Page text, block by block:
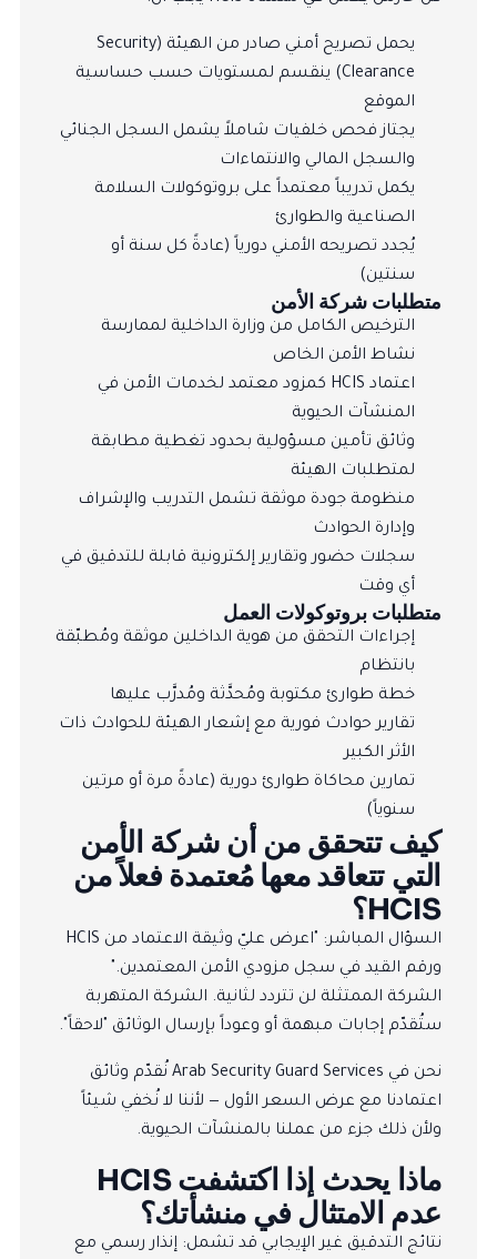
يحمل تصريح أمني صادر من الهيئة (Security
Clearance) ينقسم لمستويات حسب حساسية
الموقع
يجتاز فحص خلفيات شاملاً يشمل السجل الجنائي
والسجل المالي والانتماءات
يكمل تدريباً معتمداً على بروتوكولات السلامة
الصناعية والطوارئ
يُجدد تصريحه الأمني دورياً (عادةً كل سنة أو
سنتين)
متطلبات شركة الأمن
الترخيص الكامل من وزارة الداخلية لممارسة
نشاط الأمن الخاص
اعتماد HCIS كمزود معتمد لخدمات الأمن في
المنشآت الحيوية
وثائق تأمين مسؤولية بحدود تغطية مطابقة
لمتطلبات الهيئة
منظومة جودة موثقة تشمل التدريب والإشراف
وإدارة الحوادث
سجلات حضور وتقارير إلكترونية قابلة للتدقيق في
أي وقت
متطلبات بروتوكولات العمل
إجراءات التحقق من هوية الداخلين موثقة ومُطبّقة
بانتظام
خطة طوارئ مكتوبة ومُحدَّثة ومُدرَّب عليها
تقارير حوادث فورية مع إشعار الهيئة للحوادث ذات
الأثر الكبير
تمارين محاكاة طوارئ دورية (عادةً مرة أو مرتين
سنوياً)
كيف تتحقق من أن شركة الأمن
التي تتعاقد معها مُعتمدة فعلاً من
HCIS؟
السؤال المباشر: "اعرض عليّ وثيقة الاعتماد من HCIS
ورقم القيد في سجل مزودي الأمن المعتمدين."
الشركة الممتثلة لن تتردد لثانية. الشركة المتهربة
ستُقدّم إجابات مبهمة أو وعوداً بإرسال الوثائق "لاحقاً".
نحن في Arab Security Guard Services نُقدّم وثائق
اعتمادنا مع عرض السعر الأول — لأننا لا نُخفي شيئاً
ولأن ذلك جزء من عملنا بالمنشآت الحيوية.
ماذا يحدث إذا اكتشفت HCIS
عدم الامتثال في منشأتك؟
نتائج التدقيق غير الإيجابي قد تشمل: إنذار رسمي مع